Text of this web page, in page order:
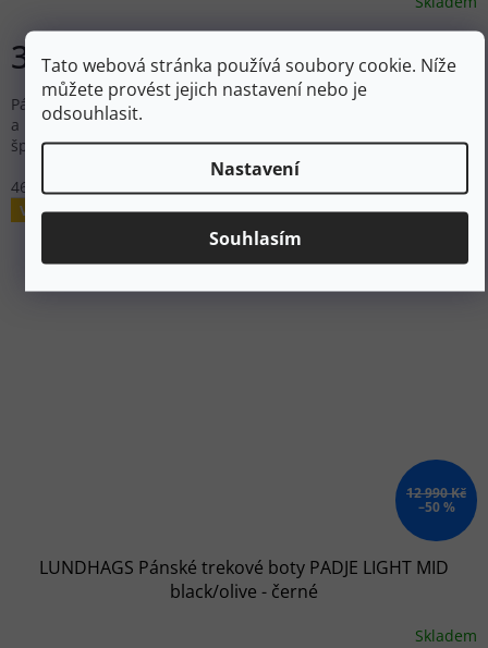
Tato webová stránka používá soubory cookie. Níže
můžete provést jejich nastavení nebo je
odsouhlasit.
Nastavení
Souhlasím
3 493 Kč DETAIL
Pánské trekové boty bez membrány s nubukovou kůží
a recyklovanými materiály pro lehkou turistiku. Prostorná
špička umožňuje přirozený pohyb chodidla.
46
Výprodej
12 990 Kč
–50 %
LUNDHAGS Pánské trekové boty PADJE LIGHT MID
black/olive - černé
Skladem